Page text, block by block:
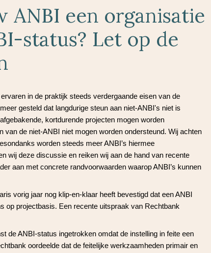
ANBI een organisatie
status? Let op de
in de praktijk steeds verdergaande eisen van de
gesteld dat langdurige steun aan niet-ANBI's niet is
kortdurende projecten mogen worden
van de niet-ANBI niet mogen worden ondersteund. Wij achten
worden steeds meer ANBI’s hiermee
wij deze discussie en reiken wij aan de hand van recente
aan met concrete randvoorwaarden waarop ANBI’s kunnen
vorig jaar nog klip-en-klaar heeft bevestigd dat een ANBI
op projectbasis. Een recente uitspraak van Rechtbank
de ANBI-status ingetrokken omdat de instelling in feite een
oordeelde dat de feitelijke werkzaamheden primair en